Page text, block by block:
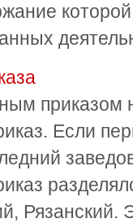
приказом
Если
Рязанский.